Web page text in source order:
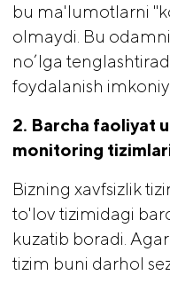
bu ma'lumotlarni
olmaydi. Bu
no’lga
foydalanish
2. Barcha faoliyat
monitoring
Bizning xavfsizlik
to'lov tizimidagi
kuzatib boradi.
tizim buni darhol